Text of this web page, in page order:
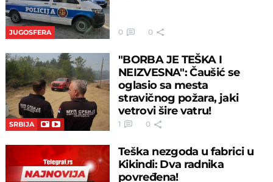
JUGOSFERA 0 0
SRBIJA
"BORBA JE TEŠKA I
NEIZVESNA": Čaušić se
oglasio sa mesta
stravičnog požara, jaki
vetrovi šire vatru!
1 0
Teška nezgoda u fabrici u
Kikindi: Dva radnika
povređena!